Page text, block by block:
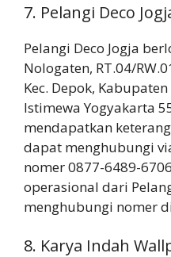
7. Pelangi Deco
Pelangi Deco Jogja
Nologaten, RT.04/
Kec. Depok,
Istimewa Yogyakarta
mendapatkan
dapat menghubungi
nomer 0877-6489-
operasional dari
menghubungi nomer
8. Karya Indah